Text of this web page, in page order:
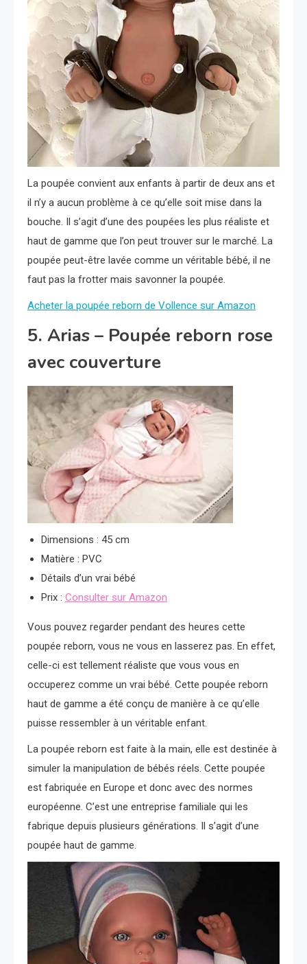
La poupée convient aux enfants à partir de deux ans et
il n’y a aucun problème à ce qu’elle soit mise dans la
bouche. Il s’agit d’une des poupées les plus réaliste et
haut de gamme que l’on peut trouver sur le marché. La
poupée peut-être lavée comme un véritable bébé, il ne
faut pas la frotter mais savonner la poupée.
Acheter la poupée reborn de Vollence sur Amazon
5. Arias – Poupée reborn rose
avec couverture
Dimensions : 45 cm
Matière : PVC
Détails d’un vrai bébé
Prix : Consulter sur Amazon
Vous pouvez regarder pendant des heures cette
poupée reborn, vous ne vous en lasserez pas. En effet,
celle-ci est tellement réaliste que vous vous en
occuperez comme un vrai bébé. Cette poupée reborn
haut de gamme a été conçu de manière à ce qu’elle
puisse ressembler à un véritable enfant.
La poupée reborn est faite à la main, elle est destinée à
simuler la manipulation de bébés réels. Cette poupée
est fabriquée en Europe et donc avec des normes
européenne. C’est une entreprise familiale qui les
fabrique depuis plusieurs générations. Il s’agit d’une
poupée haut de gamme.